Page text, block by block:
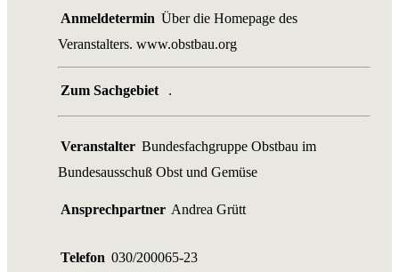
Anmeldetermin Über die Homepage des
Veranstalters. www.obstbau.org
Zum Sachgebiet .
Veranstalter Bundesfachgruppe Obstbau im
Bundesausschuß Obst und Gemüse
Ansprechpartner Andrea Grütt
Telefon 030/200065-23